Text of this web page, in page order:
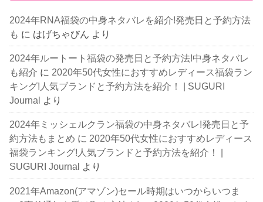
2024年RNA福袋の中身ネタバレを紹介!発売日と予約方法
も に はげちゃびん より
2024年ルートート福袋の発売日と予約方法!中身ネタバレ
も紹介 に 2020年50代女性におすすめレディース福袋ラン
キング!人気ブランドと予約方法を紹介！ | SUGURI
Journal より
2024年ミッシェルクラン福袋の中身ネタバレ!発売日と予
約方法もまとめ に 2020年50代女性におすすめレディース
福袋ランキング!人気ブランドと予約方法を紹介！ |
SUGURI Journal
より
2021年Amazon(アマゾン)セール時期はいつからいつま